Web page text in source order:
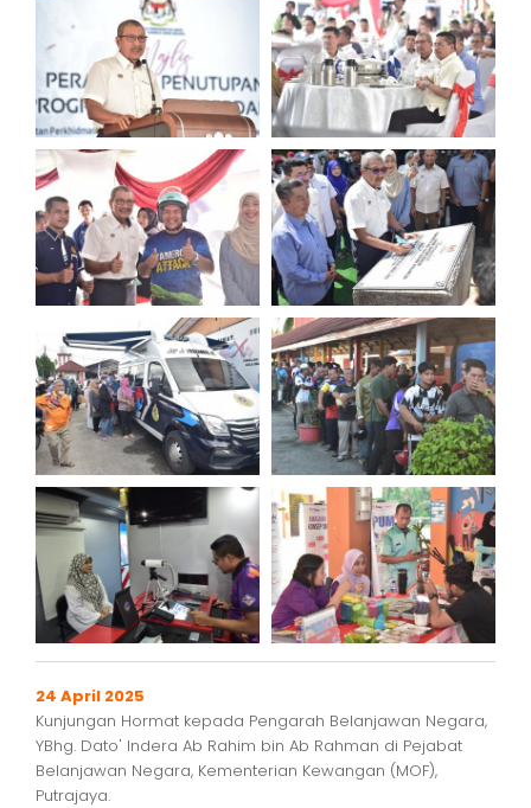
24 April 2025
Kunjungan Hormat kepada Pengarah Belanjawan Negara,
YBhg. Dato' Indera Ab Rahim bin Ab Rahman di Pejabat
Belanjawan Negara, Kementerian Kewangan (MOF),
Putrajaya.